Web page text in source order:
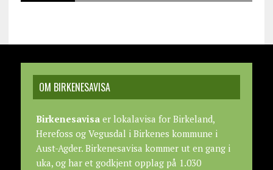
OM BIRKENESAVISA
Birkenesavisaer lokalavisa for Birkeland,
Herefoss og Vegusdal i Birkenes kommune i
Aust-Agder. Birkenesavisa kommer ut en gang i
uka, og har et godkjent opplag på 1.030